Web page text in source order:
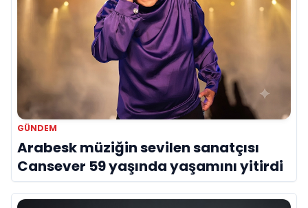
GÜNDEM
Arabesk müziğin sevilen sanatçısı
Cansever 59 yaşında yaşamını yitirdi